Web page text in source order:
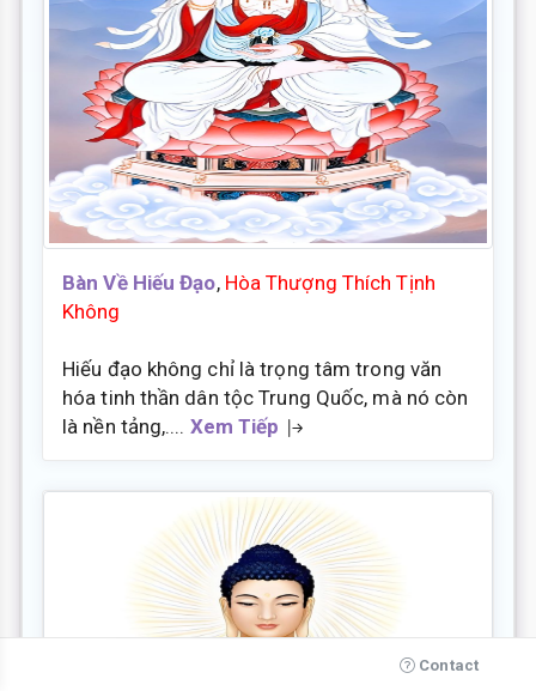
Bàn Về Hiếu Đạo, Hòa Thượng Thích Tịnh
Không
Hiếu đạo không chỉ là trọng tâm trong văn
hóa tinh thần dân tộc Trung Quốc, mà nó còn
là nền tảng,.... Xem Tiếp
Contact